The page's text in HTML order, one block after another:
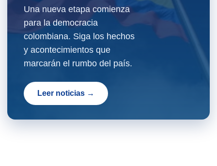
Una nueva etapa comienza
para la democracia
colombiana. Siga los hechos
y acontecimientos que
marcarán el rumbo del país.
Leer noticias →